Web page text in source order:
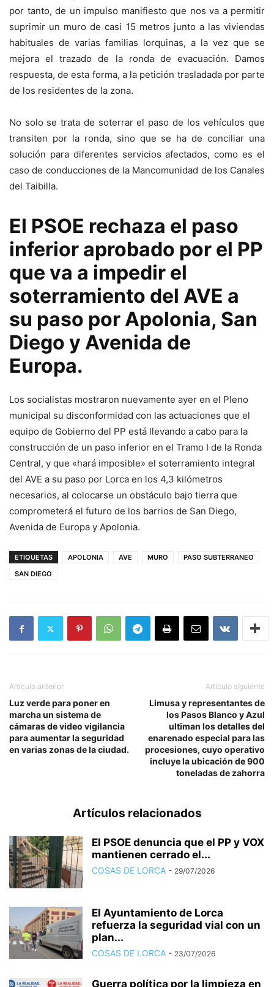
por tanto, de un impulso manifiesto que nos va a permitir
suprimir un muro de casi 15 metros junto a las viviendas
habituales de varias familias lorquinas, a la vez que se
mejora el trazado de la ronda de evacuación. Damos
respuesta, de esta forma, a la petición trasladada por parte
de los residentes de la zona.
No solo se trata de soterrar el paso de los vehículos que
transiten por la ronda, sino que se ha de conciliar una
solución para diferentes servicios afectados, como es el
caso de conducciones de la Mancomunidad de los Canales
del Taibilla.
El PSOE rechaza el paso
inferior aprobado por el PP
que va a impedir el
soterramiento del AVE a
su paso por Apolonia, San
Diego y Avenida de
Europa.
Los socialistas mostraron nuevamente ayer en el Pleno
municipal su disconformidad con las actuaciones que el
equipo de Gobierno del PP está llevando a cabo para la
construcción de un paso inferior en el Tramo I de la Ronda
Central, y que «hará imposible» el soterramiento integral
del AVE a su paso por Lorca en los 4,3 kilómetros
necesarios, al colocarse un obstáculo bajo tierra que
comprometerá el futuro de los barrios de San Diego,
Avenida de Europa y Apolonia.
ETIQUETAS APOLONIA AVE MURO
PASO SUBTERRANEO
SAN DIEGO
Artículo anterior
Luz verde para poner en
marcha un sistema de
cámaras de video vigilancia
para aumentar la seguridad
en varias zonas de la ciudad.
Artículo siguiente
Limusa y representantes de
los Pasos Blanco y Azul
ultiman los detalles del
enarenado especial para las
procesiones, cuyo operativo
incluye la ubicación de 900
toneladas de zahorra
Artículos relacionados
El PSOE denuncia que el PP y VOX
mantienen cerrado el...
COSAS DE LORCA - 29/07/2026
El Ayuntamiento de Lorca
refuerza la seguridad vial con un
plan...
COSAS DE LORCA - 23/07/2026
Guerra política por la limpieza en